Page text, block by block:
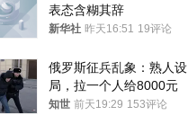
表态含糊其辞
新华社 昨天16:51 19评论
俄罗斯征兵乱象：熟人设
局，拉一个人给8000元
知世 前天19:29 153评论